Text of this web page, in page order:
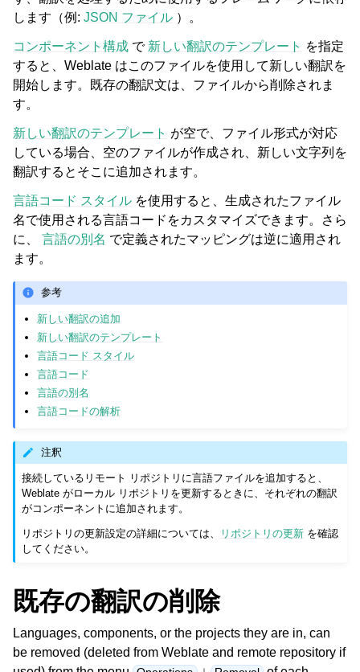
します（例: JSON ファイル ）。
コンポーネント構成 で 新しい翻訳のテンプレート を指定
すると、Weblate はこのファイルを使用して新しい翻訳を
開始します。既存の翻訳文は、ファイルから削除されま
す。
新しい翻訳のテンプレート が空で、ファイル形式が対応
している場合、空のファイルが作成され、新しい文字列を
翻訳するとそこに追加されます。
言語コード スタイル を使用すると、生成されたファイル
名で使用される言語コードをカスタマイズできます。さら
に、 言語の別名 で定義されたマッピングは逆に適用され
ます。
参考
新しい翻訳の追加
新しい翻訳のテンプレート
言語コード スタイル
言語コード
言語の別名
言語コードの解析
注釈
接続しているリモート リポジトリに言語ファイルを追加すると、
Weblate がローカル リポジトリを更新するときに、それぞれの翻訳
がコンポーネントに追加されます。
リポジトリの更新設定の詳細については、 リポジトリの更新 を確認
してください。
既存の翻訳の削除
Languages, components, or the projects they are in, can
be removed (deleted from Weblate and remote repository if